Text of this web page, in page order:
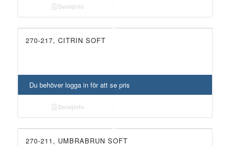
Detaljinfo
270-217, CITRIN SOFT
Du behöver logga in för att se pris
Detaljinfo
270-211, UMBRABRUN SOFT